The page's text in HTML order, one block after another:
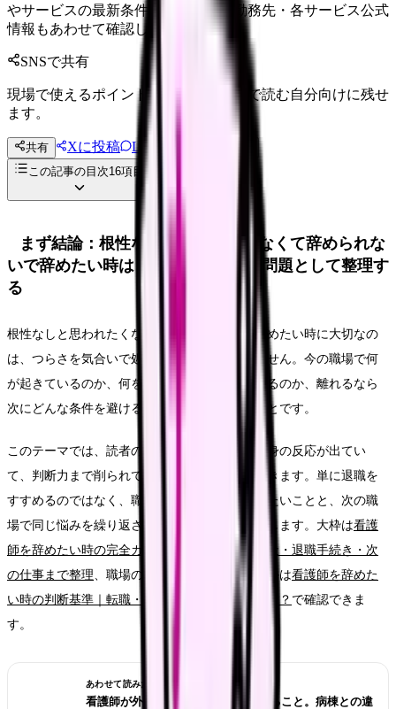
やサービスの最新条件は公的機関・勤務先・各サービス公式
情報もあわせて確認してください。
SNSで共有
現場で使えるポイントを、同僚やあとで読む自分向けに残せ
ます。
共有 Xに投稿 LINE
投稿文コピー
この記事の目次16項目
まず結論：根性なしと思われたくなくて辞められな
いで辞めたい時は「心身の安全」の問題として整理す
る
根性なしと思われたくなくて辞められないで辞めたい時に大切なの
は、つらさを気合いで処理することではありません。今の職場で何
が起きているのか、何を変えれば働き続けられるのか、離れるなら
次にどんな条件を避けるのかを分けて考えることです。
このテーマでは、読者の中心を「出勤前から心身の反応が出てい
て、判断力まで削られている看護師さん」に置きます。単に退職を
すすめるのではなく、職場を変える前に確認したいことと、次の職
場で同じ悩みを繰り返さないための条件を整理します。大枠は看護
師を辞めたい時の完全ガイド。限界サイン・お金・退職手続き・次
の仕事まで整理 、職場の問題かキャリアの問題かは看護師を辞めた
い時の判断基準｜転職・休職・異動のどれを選ぶ？ で確認できま
す。
あわせて読みたい
看護師が外来へ転職する前に確認すること。病棟との違